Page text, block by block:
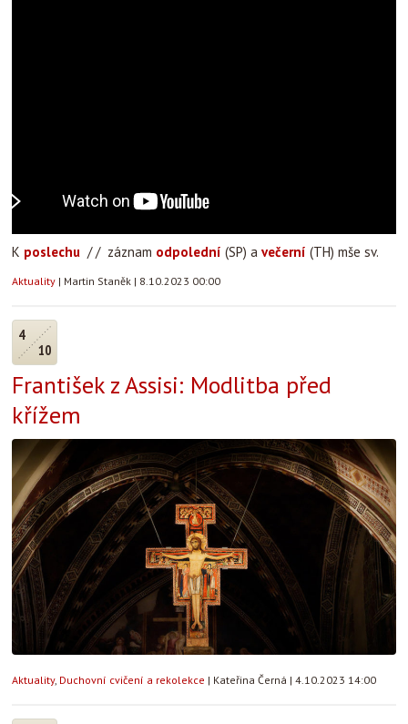
K poslechu / / záznam odpolední (SP) a večerní (TH) mše sv.
Aktuality | Martin Staněk | 8.10.2023 00:00
4
10
František z Assisi: Modlitba před
křížem
Aktuality, Duchovní cvičení a rekolekce | Kateřina Černá | 4.10.2023 14:00